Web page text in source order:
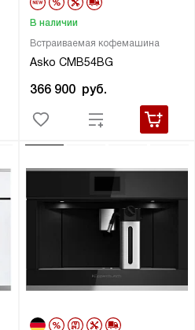
Встраиваемая кофемашина
Asko CMB54BG
В наличии
366 900 руб.